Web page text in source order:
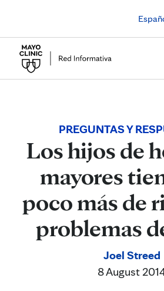
PREGUNTAS Y
Los hijos de
mayores
poco más de
problemas
Joel Streed
8 August